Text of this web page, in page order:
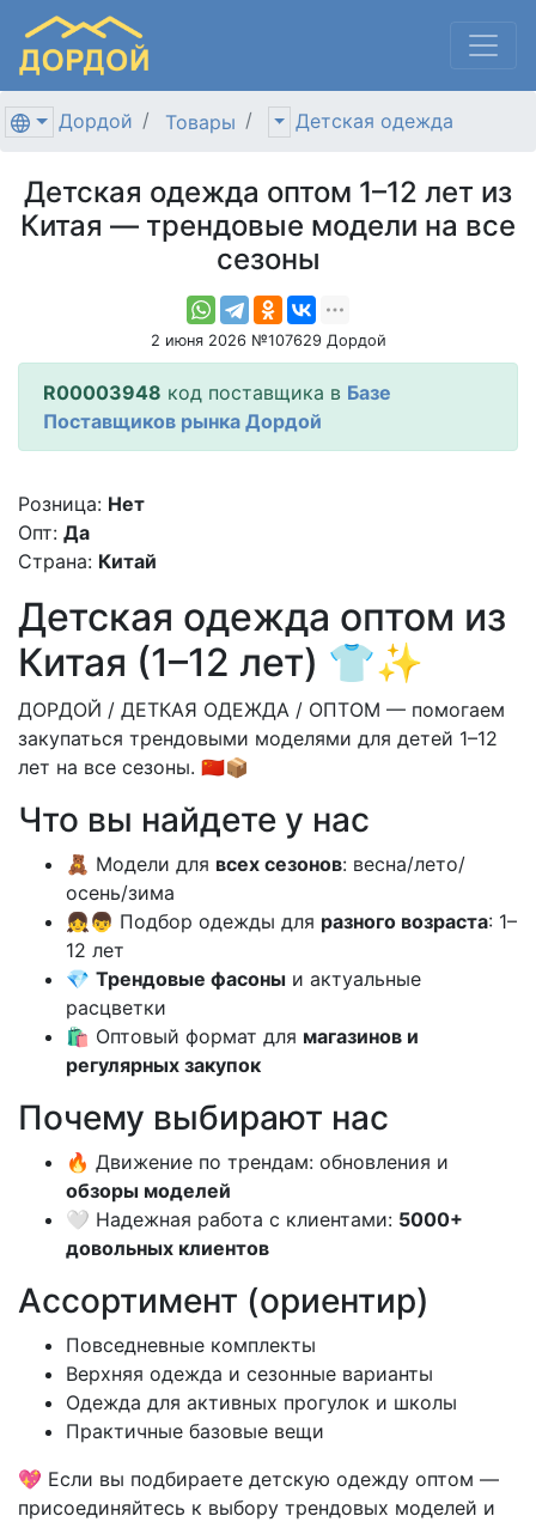
Дордой Товары Детская одежда
Детская одежда оптом 1–12 лет из
Китая — трендовые модели на все
сезоны
2 июня 2026 №107629 Дордой
R00003948 код поставщика в Базе
Поставщиков рынка Дордой
Розница: Нет
Опт: Да
Страна: Китай
Детская одежда оптом из
Китая (1–12 лет) 👕✨
ДОРДОЙ / ДЕТКАЯ ОДЕЖДА / ОПТОМ — помогаем
закупаться трендовыми моделями для детей 1–12
лет на все сезоны. 🇨🇳📦
Что вы найдете у нас
🧸 Модели для всех сезонов: весна/лето/
осень/зима
👧👦 Подбор одежды для разного возраста: 1–
12 лет
💎 Трендовые фасоны и актуальные
расцветки
🛍️ Оптовый формат для магазинов и
регулярных закупок
Почему выбирают нас
🔥 Движение по трендам: обновления и
обзоры моделей
🤍 Надежная работа с клиентами: 5000+
довольных клиентов
Ассортимент (ориентир)
Повседневные комплекты
Верхняя одежда и сезонные варианты
Одежда для активных прогулок и школы
Практичные базовые вещи
💖 Если вы подбираете детскую одежду оптом —
присоединяйтесь к выбору трендовых моделей и